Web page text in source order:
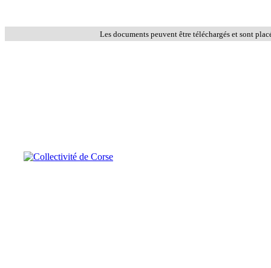
Les documents peuvent être téléchargés et sont